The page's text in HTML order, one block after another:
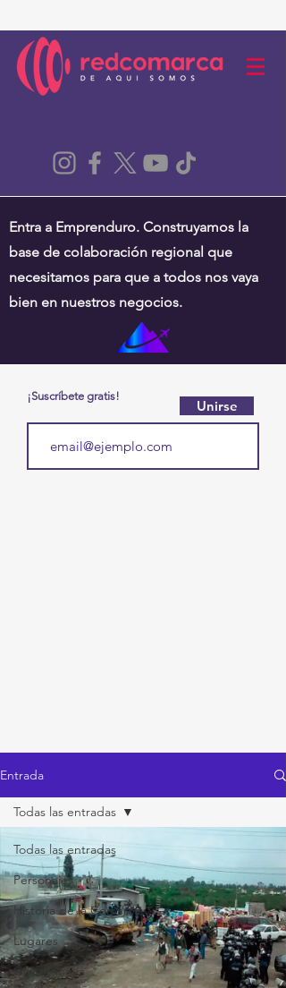
Entra a Emprenduro. Construyamos la
base de colaboración regional que
necesitamos para que a todos nos vaya
bien en nuestros negocios.
¡Suscríbete gratis!
Unirse
Entrada
Todas las entradas
Personajes
Historia de la Comarca
Lugares
Gastronomía
Todas las entradas